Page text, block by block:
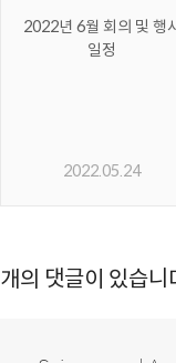
2022년 6월 회의 및 행
일정
2022.05.24
개의 댓글이 있습니